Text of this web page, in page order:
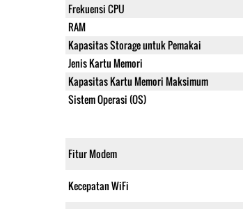
Frekuensi CPU
RAM
Kapasitas Storage untuk Pemakai
Jenis Kartu Memori
Kapasitas Kartu Memori Maksimum
Sistem Operasi (OS)
Fitur Modem
Kecepatan WiFi